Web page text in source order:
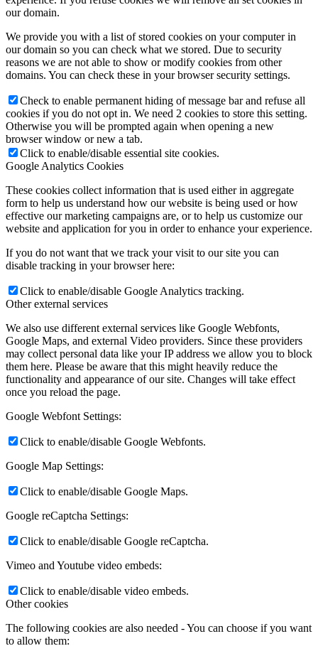
our domain.
We provide you with a list of stored cookies on your computer in
our domain so you can check what we stored. Due to security
reasons we are not able to show or modify cookies from other
domains. You can check these in your browser security settings.
Check to enable permanent hiding of message bar and refuse all
cookies if you do not opt in. We need 2 cookies to store this setting.
Otherwise you will be prompted again when opening a new
browser window or new a tab.
Click to enable/disable essential site cookies.
Google Analytics Cookies
These cookies collect information that is used either in aggregate
form to help us understand how our website is being used or how
effective our marketing campaigns are, or to help us customize our
website and application for you in order to enhance your experience.
If you do not want that we track your visit to our site you can
disable tracking in your browser here:
Click to enable/disable Google Analytics tracking.
Other external services
We also use different external services like Google Webfonts,
Google Maps, and external Video providers. Since these providers
may collect personal data like your IP address we allow you to block
them here. Please be aware that this might heavily reduce the
functionality and appearance of our site. Changes will take effect
once you reload the page.
Google Webfont Settings:
Click to enable/disable Google Webfonts.
Google Map Settings:
Click to enable/disable Google Maps.
Google reCaptcha Settings:
Click to enable/disable Google reCaptcha.
Vimeo and Youtube video embeds:
Click to enable/disable video embeds.
Other cookies
The following cookies are also needed - You can choose if you want
to allow them: